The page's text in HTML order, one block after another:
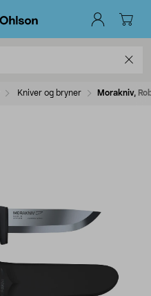
Kniver og bryner Morakniv,